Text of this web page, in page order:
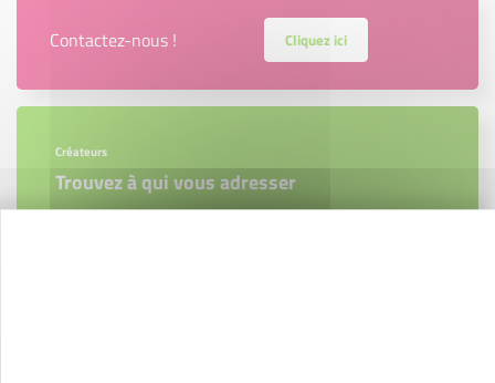
Contactez-nous ! Cliquez ici
Créateurs
Trouvez à qui vous adresser